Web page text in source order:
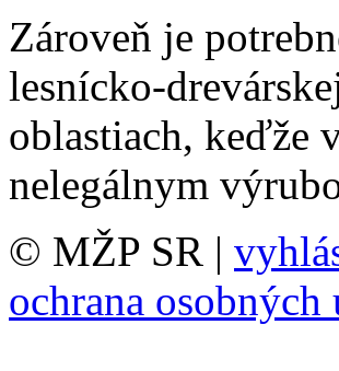
Zároveň je
lesnícko-
oblastiach, keďže
nelegálnym
© MŽP SR |
ochrana